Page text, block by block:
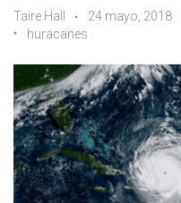
Taire Hall 24 mayo, 2018
huracanes